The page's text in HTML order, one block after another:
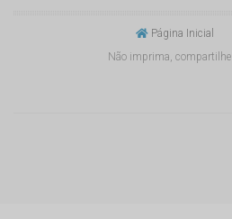
Página Inicial
Não imprima, compartilhe